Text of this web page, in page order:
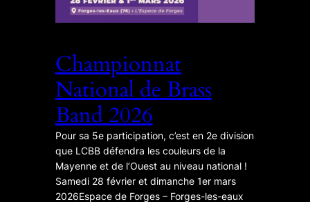
Championnat
National de Brass
Band 2026
Pour sa 5e participation, c’est en 2e division
que LCBB défendra les couleurs de la
Mayenne et de l’Ouest au niveau national !
Samedi 28 février et dimanche 1er mars
2026Espace de Forges – Forges-les-eaux